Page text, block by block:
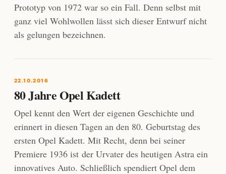
Prototyp von 1972 war so ein Fall. Denn selbst mit
ganz viel Wohlwollen lässt sich dieser Entwurf nicht
als gelungen bezeichnen.
22.10.2016
80 Jahre Opel Kadett
Opel kennt den Wert der eigenen Geschichte und
erinnert in diesen Tagen an den 80. Geburtstag des
ersten Opel Kadett. Mit Recht, denn bei seiner
Premiere 1936 ist der Urvater des heutigen Astra ein
innovatives Auto. Schließlich spendiert Opel dem